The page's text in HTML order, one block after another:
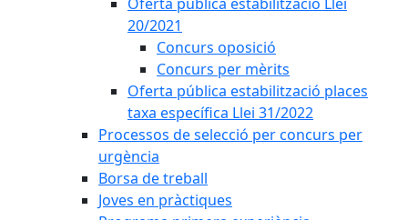
20/2021
Concurs oposició
Concurs per mèrits
Oferta pública estabilització places
taxa específica Llei 31/2022
Processos de selecció per concurs per
urgència
Borsa de treball
Joves en pràctiques